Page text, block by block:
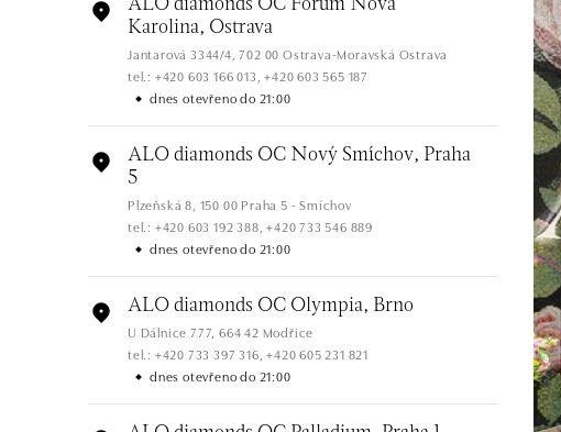
ALO diamonds OC Forum Nová
Karolina, Ostrava
Jantarová 3344/4, 702 00 Ostrava-Moravská Ostrava
tel.: +420 603 166 013, +420 603 565 187
dnes otevřeno do 21:00
ALO diamonds OC Nový Smíchov, Praha
5
Plzeňská 8, 150 00 Praha 5 - Smíchov
tel.: +420 603 192 388, +420 733 546 889
dnes otevřeno do 21:00
ALO diamonds OC Olympia, Brno
U Dálnice 777, 664 42 Modřice
tel.: +420 733 397 316, +420 605 231 821
dnes otevřeno do 21:00